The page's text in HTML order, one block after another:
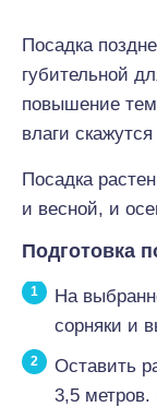
Посадка
губительной
повышение
влаги
Посадка
и весной, и
Подготовка
На
сорняки и
Оставить
3,5